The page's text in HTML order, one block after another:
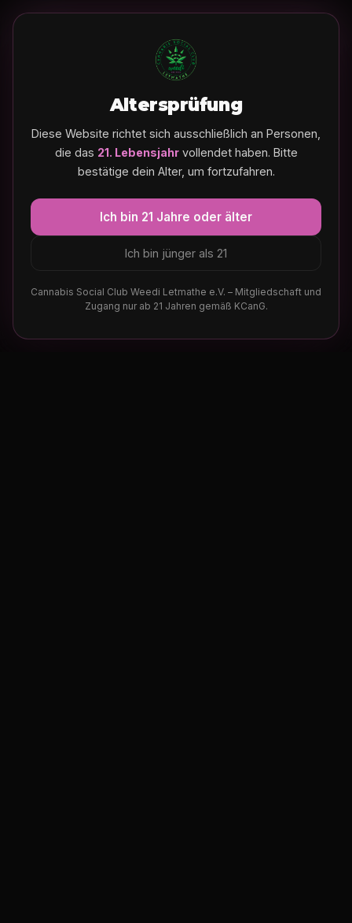
Altersprüfung
Diese Website richtet sich ausschließlich an Personen,
die das 21. Lebensjahrvollendet haben. Bitte
bestätige dein Alter, um fortzufahren.
Ich bin 21 Jahre oder älter
Ich bin jünger als 21
Cannabis Social Club Weedi Letmathe e.V. – Mitgliedschaft und
Zugang nur ab 21 Jahren gemäß KCanG.